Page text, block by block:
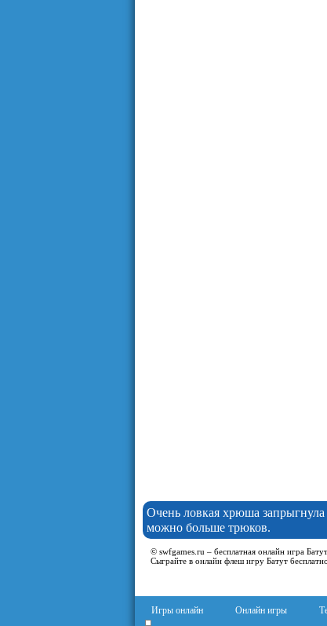
Очень ловкая хрюша запрыгнула
можно больше трюков.
© swfgames.ru – бесплатная онлайн игра
Сыграйте в онлайн флеш игру Батут
Игры онлайн Онлайн игры